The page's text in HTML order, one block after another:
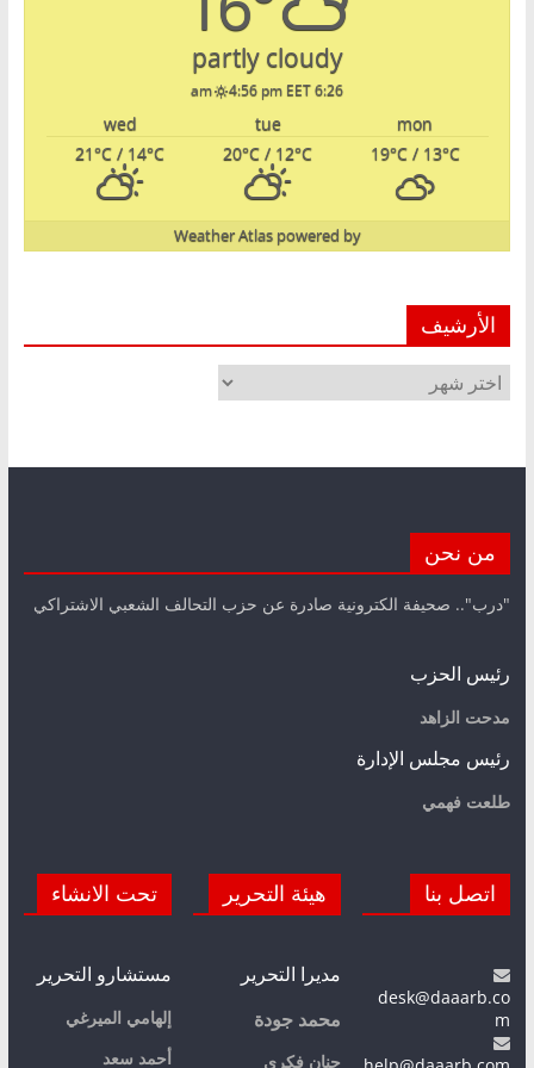
partly cloudy
6:26 am
4:56 pm EET
mon
tue
wed
19°C/ 13°C
20°C / 12°C
21°C / 14°C
powered by
Weather Atlas
الأرشيف
الأرشيف
من نحن
"درب".. صحيفة الكترونية صادرة عن حزب التحالف الشعبي الاشتراكي
رئيس الحزب
مدحت الزاهد
رئيس مجلس الإدارة
طلعت فهمي
اتصل بنا
desk@daaarb.co
m
هيئة التحرير
مديرا التحرير
محمد جودة
حنان فكري
تحت الانشاء
مستشارو التحرير
إلهامي الميرغي
أحمد سعد